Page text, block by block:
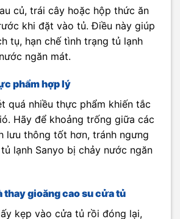
củ, trái cây hoặc hộp thức ăn
khi đặt vào tủ. Điều này giúp
tụ, hạn chế tình trạng tủ lạnh
ngăn mát.
phẩm hợp lý
quá nhiều thực phẩm khiến tắc
Hãy để khoảng trống giữa các
lưu thông tốt hơn, tránh ngưng
lạnh Sanyo bị chảy nước ngăn
thay gioăng cao su cửa tủ
kẹp vào cửa tủ rồi đóng lại,